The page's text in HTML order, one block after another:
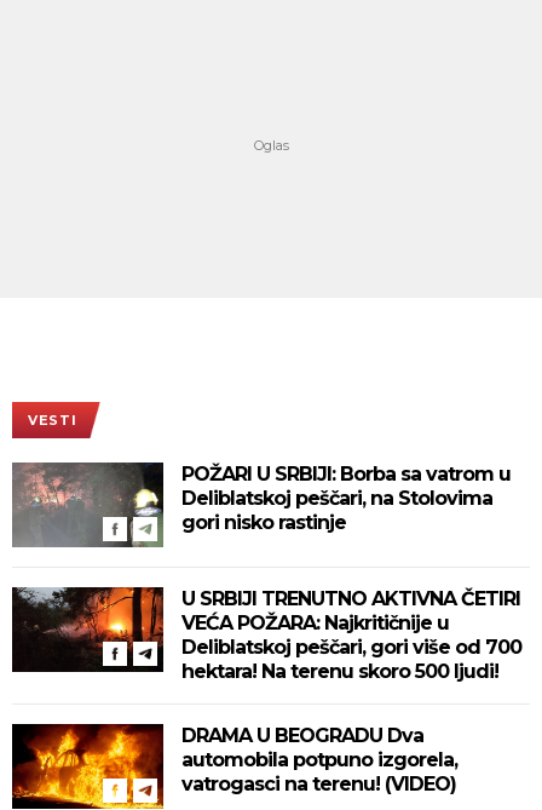
VESTI
POŽARI U SRBIJI: Borba sa vatrom u
Deliblatskoj peščari, na Stolovima
gori nisko rastinje
U SRBIJI TRENUTNO AKTIVNA ČETIRI
VEĆA POŽARA: Najkritičnije u
Deliblatskoj peščari, gori više od 700
hektara! Na terenu skoro 500 ljudi!
DRAMA U BEOGRADU Dva
automobila potpuno izgorela,
vatrogasci na terenu! (VIDEO)